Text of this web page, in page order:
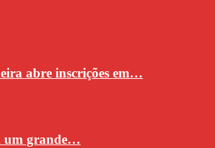
abre inscrições em…
um grande…